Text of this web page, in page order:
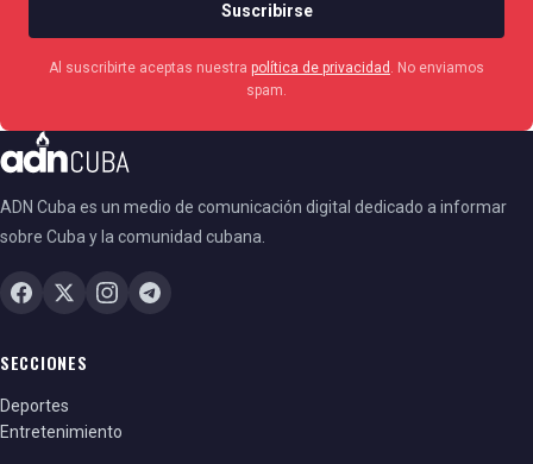
Suscribirse
Al suscribirte aceptas nuestra política de privacidad . No enviamos
spam.
ADN Cuba es un medio de comunicación digital dedicado a informar
sobre Cuba y la comunidad cubana.
SECCIONES
Deportes
Entretenimiento